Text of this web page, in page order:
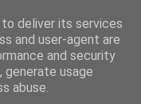
deliver its services
and user-agent are
and security
usage
abuse.